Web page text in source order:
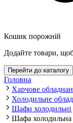
Кошик порожній
Додайте товари,
Перейти до каталогу
Головна
Харчове
Холодильне
Шафи холодильні
Шафа холодильна